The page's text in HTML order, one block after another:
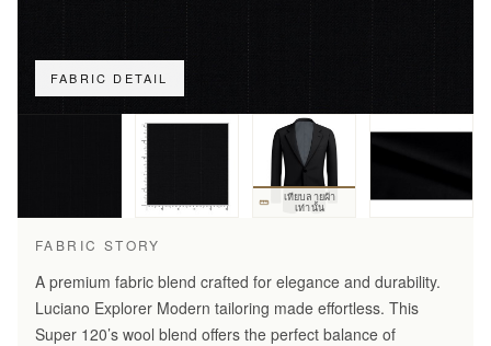
FABRIC DETAIL
เทียบลายผ้า
เท่านั้น
FABRIC STORY
A premium fabric blend crafted for elegance and durability.
Luciano Explorer Modern tailoring made effortless. This
Super 120’s wool blend offers the perfect balance of